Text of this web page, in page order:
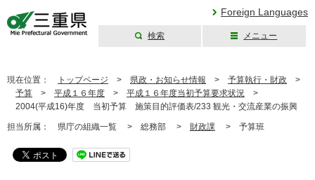
Foreign Languages
検索 メニュー
現在位置： トップページ > 県政・お知らせ情報 > 予算執行・財政 >
予算 > 平成１６年度 > 平成１６年度当初予算要求状況 >
2004(平成16)年度 当初予算 施策目的評価表/233 観光・交流産業の振興
担当所属： 県庁の組織一覧 > 総務部 > 財政課 > 予算班